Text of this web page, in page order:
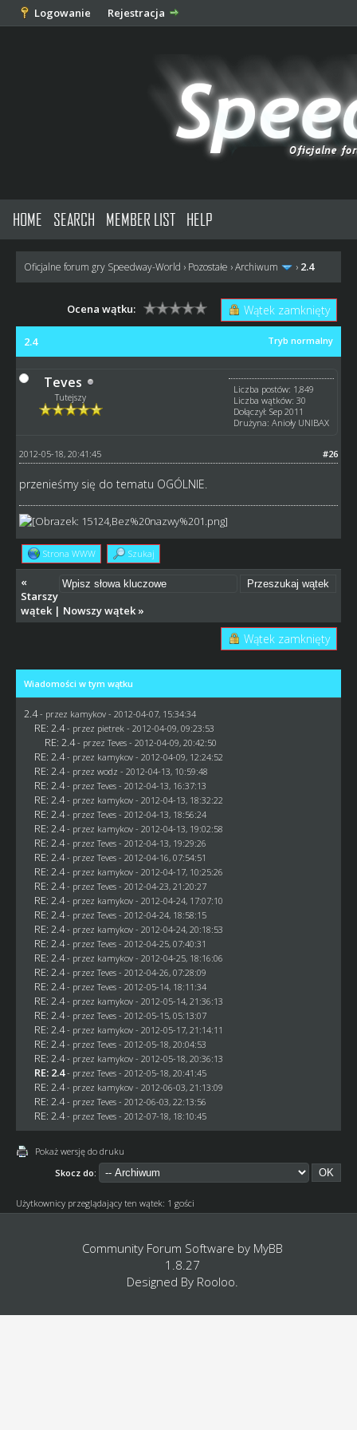
Logowanie Rejestracja
HOME SEARCH MEMBER LIST HELP
Oficjalne forum gry Speedway-World › Pozostałe ›Archiwum › 2.4
Wątek zamknięty
Ocena wątku:
Tryb normalny
2.4
Teves
Tutejszy
Liczba postów: 1,849
Liczba wątków: 30
Dołączył: Sep 2011
Drużyna: Anioły UNIBAX
#26
2012-05-18, 20:41:45
przenieśmy się do tematu OGÓLNIE.
Strona WWW Szukaj
«
Starszy
wątek| Nowszy wątek»
Wątek zamknięty
Wiadomości w tym wątku
2.4 - przez kamykov- 2012-04-07, 15:34:34
RE: 2.4 - przez pietrek - 2012-04-09, 09:23:53
RE: 2.4 - przezTeves- 2012-04-09, 20:42:50
RE: 2.4 - przez kamykov- 2012-04-09, 12:24:52
RE: 2.4 - przez wodz - 2012-04-13, 10:59:48
RE: 2.4 - przezTeves- 2012-04-13, 16:37:13
RE: 2.4 - przez kamykov- 2012-04-13, 18:32:22
RE: 2.4 - przezTeves- 2012-04-13, 18:56:24
RE: 2.4 - przez kamykov- 2012-04-13, 19:02:58
RE: 2.4 - przezTeves- 2012-04-13, 19:29:26
RE: 2.4 - przezTeves- 2012-04-16, 07:54:51
RE: 2.4 - przez kamykov- 2012-04-17, 10:25:26
RE: 2.4 - przezTeves- 2012-04-23, 21:20:27
RE: 2.4 - przez kamykov- 2012-04-24, 17:07:10
RE: 2.4 - przezTeves- 2012-04-24, 18:58:15
RE: 2.4 - przez kamykov- 2012-04-24, 20:18:53
RE: 2.4 - przezTeves- 2012-04-25, 07:40:31
RE: 2.4 - przez kamykov- 2012-04-25, 18:16:06
RE: 2.4 - przezTeves- 2012-04-26, 07:28:09
RE: 2.4 - przezTeves- 2012-05-14, 18:11:34
RE: 2.4 - przez kamykov- 2012-05-14, 21:36:13
RE: 2.4 - przezTeves- 2012-05-15, 05:13:07
RE: 2.4 - przez kamykov- 2012-05-17, 21:14:11
RE: 2.4 - przezTeves- 2012-05-18, 20:04:53
RE: 2.4 - przez kamykov- 2012-05-18, 20:36:13
RE: 2.4 - przezTeves- 2012-05-18, 20:41:45
RE: 2.4 - przez kamykov- 2012-06-03, 21:13:09
RE: 2.4 - przezTeves- 2012-06-03, 22:13:56
RE: 2.4 - przezTeves- 2012-07-18, 18:10:45
Pokaż wersję do druku
Skocz do:
Użytkownicy przeglądający ten wątek: 1 gości
Community Forum Software by MyBB
1.8.27
Designed By Rooloo